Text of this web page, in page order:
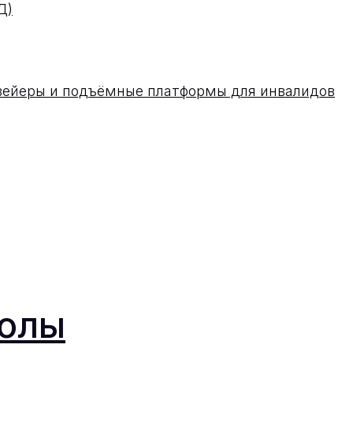
и подъёмные платформы для инвалидов